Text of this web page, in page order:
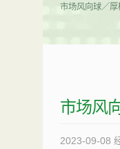
市场风向球／
市场风
2023-09-08